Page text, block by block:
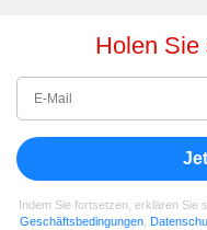
Holen Sie
Indem Sie fortsetzen, erklären Sie
Geschäftsbedingungen